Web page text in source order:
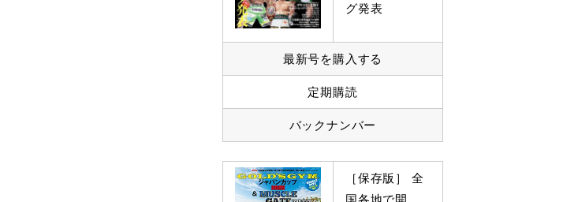
グ発表
最新号を購入する
定期購読
バックナンバー
［保存版］ 全